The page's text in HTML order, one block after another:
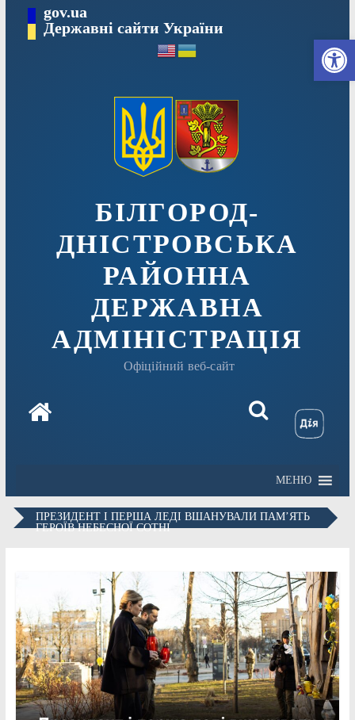
вмісту
gov.ua
Державні сайти України
БІЛГОРОД-
ДНІСТРОВСЬКА
РАЙОННА
ДЕРЖАВНА
АДМІНІСТРАЦІЯ
Офіційний веб-сайт
МЕНЮ
ПРЕЗИДЕНТ І ПЕРША ЛЕДІ ВШАНУВАЛИ ПАМ’ЯТЬ
ГЕРОЇВ НЕБЕСНОЇ СОТНІ